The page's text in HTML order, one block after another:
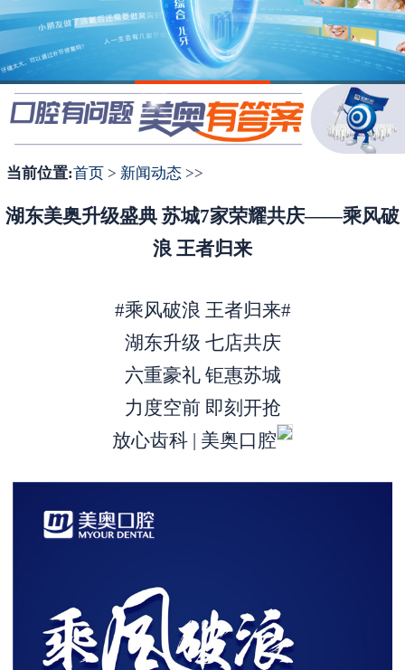
1 2 3
当前位置:首页 > 新闻动态 >>
湖东美奥升级盛典 苏城7家荣耀共庆——乘风破
浪 王者归来
#乘风破浪 王者归来#
湖东升级 七店共庆
六重豪礼 钜惠苏城
力度空前 即刻开抢
放心齿科 | 美奥口腔